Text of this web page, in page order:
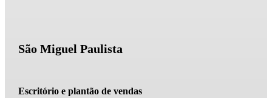
São Miguel Paulista
Escritório e plantão de vendas